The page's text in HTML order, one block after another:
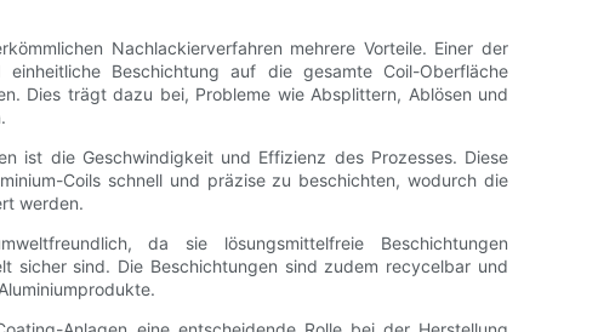
Nachlackierverfahren mehrere Vorteile. Einer der
Beschichtung auf die gesamte Coil-Oberfläche
Dies trägt dazu bei, Probleme wie Absplittern, Ablösen und
ist die Geschwindigkeit und Effizienz des Prozesses. Diese
Coils schnell und präzise zu beschichten, wodurch die
werden.
da sie lösungsmittelfreie Beschichtungen
sicher sind. Die Beschichtungen sind zudem recycelbar und